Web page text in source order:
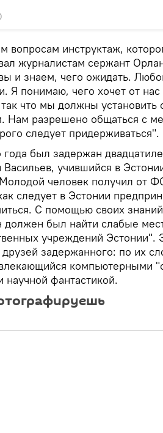
инструктаж,
журналистам сержант
и знаем, чего ожидать.
Я понимаю, чего хочет от
что мы должны установить
Нам разрешено общаться с
следует придерживаться".
был задержан
учившийся в
человек получил от
следует в Эстонии
С помощью своих
должен был найти слабые
учреждений Эстонии".
задержанного: по их
компьютерными
фантастикой.